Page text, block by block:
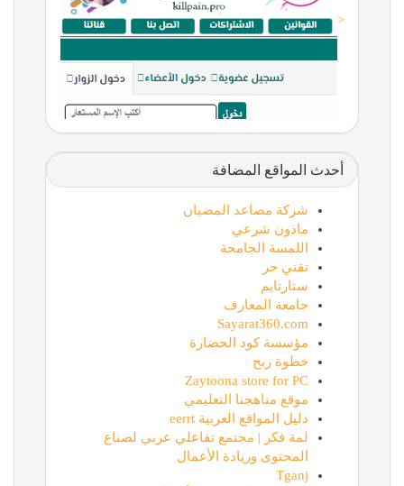
<
أحدث المواقع المضافة
شركة مصاعد المضيان
ماذون شرعي
اللمسة الجامحة
تقني حر
ستارتايم
جامعة المعارف
Sayarat360.com
مؤسسة كود الحضارة
خطوة ربح
Zaytoona store for PC
موقع مناهجنا التعليمي
دليل المواقع العربية eerrt
لمة فكر | مجتمع تفاعلي عربي لصناع
المحتوى وريادة الأعمال
Tganj